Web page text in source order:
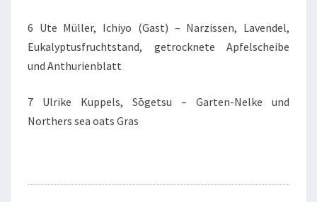
6 Ute Müller, Ichiyo (Gast) – Narzissen, Lavendel,
Eukalyptusfruchtstand, getrocknete Apfelscheibe
und Anthurienblatt
7 Ulrike Kuppels, Sōgetsu – Garten-Nelke und
Northers sea oats Gras